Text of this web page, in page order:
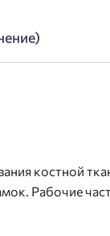
костной
Рабочие